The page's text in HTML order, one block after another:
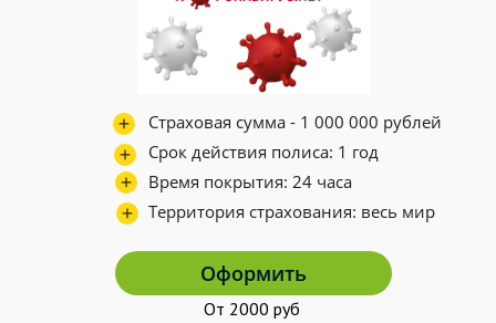
Оформить
Страховая сумма - 1 000 000 рублей
Срок действия полиса: 1 год
Время покрытия: 24 часа
Территория страхования: весь мир
От 2000 руб